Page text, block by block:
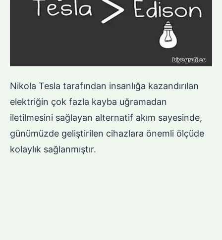
Nikola Tesla tarafından insanlığa kazandırılan
elektriğin çok fazla kayba uğramadan
iletilmesini sağlayan alternatif akım sayesinde,
günümüzde geliştirilen cihazlara önemli ölçüde
kolaylık sağlanmıştır.